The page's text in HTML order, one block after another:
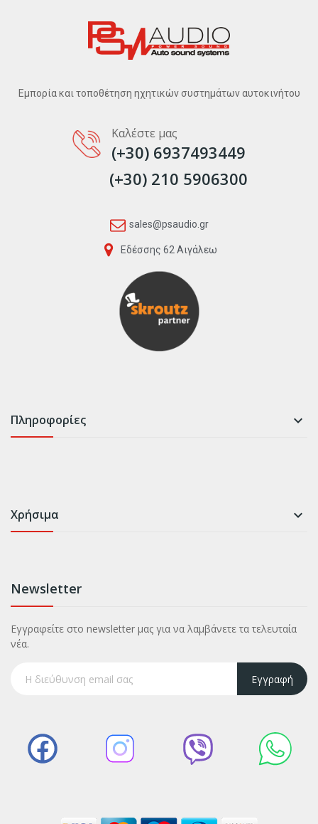
Εμπορία και τοποθέτηση ηχητικών συστημάτων αυτοκινήτου
Καλέστε μας
(+30) 6937493449
(+30) 210 5906300
sales@psaudio.gr
Εδέσσης 62 Αιγάλεω
Πληροφορίες 
Χρήσιμα 
Newsletter
Εγγραφείτε στο newsletter μας για να λαμβάνετε τα τελευταία
νέα.
Εγγραφή